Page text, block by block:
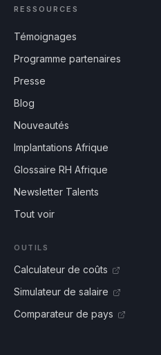
RESSOURCES
Témoignages
Programme partenaires
Presse
Blog
Nouveautés
Implantations Afrique
Glossaire RH Afrique
Newsletter Talents
Tout voir
OUTILS
Calculateur de coûts
Simulateur de salaire
Comparateur de pays